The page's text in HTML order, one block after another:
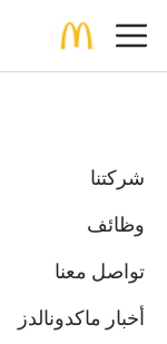
شركتنا
وظائف
تواصل معنا
أخبار ماكدونالدز